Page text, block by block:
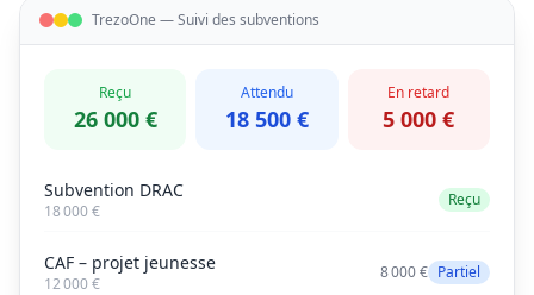
TrezoOne — Suivi des subventions
Reçu
26 000 €
Attendu
18 500 €
En retard
5 000 €
Subvention DRAC
18 000€
Reçu
CAF – projet jeunesse
12 000€
8 000€ Partiel